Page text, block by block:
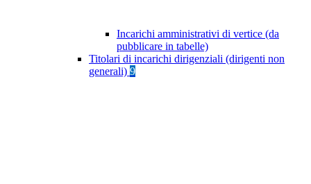
Incarichi amministrativi di vertice (da
pubblicare in tabelle)
Titolari di incarichi dirigenziali (dirigenti non
generali) 9